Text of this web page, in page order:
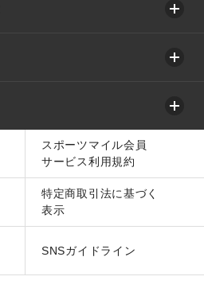
スポーツマイル会員
サービス利用規約
特定商取引法に基づく
表示
SNSガイドライン